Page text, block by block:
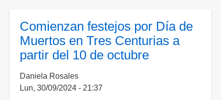
Comienzan festejos por Día de
Muertos en Tres Centurias a
partir del 10 de octubre
Daniela Rosales
Lun, 30/09/2024 - 21:37